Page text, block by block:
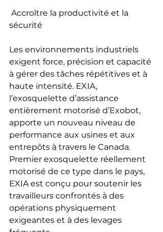
sécurité
Les environnements industriels
exigent force, précision et capacité
à gérer des tâches répétitives et à
haute intensité. EXIA,
l’exosquelette d’assistance
entièrement motorisé d’Exobot,
apporte un nouveau niveau de
performance aux usines et aux
entrepôts à travers le Canada.
Premier exosquelette réellement
motorisé de ce type dans le pays,
EXIA est conçu pour soutenir les
travailleurs confrontés à des
opérations physiquement
exigeantes et à des levages